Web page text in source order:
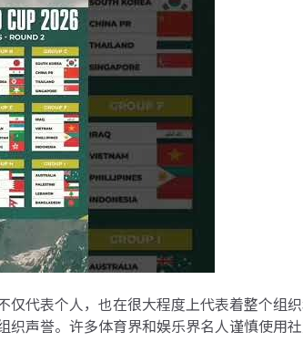
仅代表个人，也在很大程度上代表着整个组
声誉。许多体育界和娱乐界名人谨慎使用